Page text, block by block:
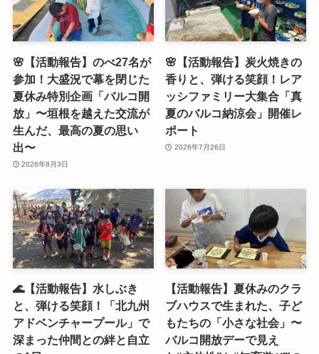
🌸【活動報告】のべ27名が
参加！大盛況で幕を閉じた
夏休み特別企画「バルコ開
放」〜垣根を越えた交流が
生んだ、最高の夏の思い
出〜
2026年8月3日
🌸【活動報告】炭火焼きの
香りと、弾ける笑顔！レア
ッシファミリー大集合「真
夏のバルコ納涼会」開催レ
ポート
2026年7月26日
🌊【活動報告】水しぶき
と、弾ける笑顔！「北九州
アドベンチャープール」で
深まった仲間との絆と自立
【活動報告】夏休みのクラ
ブハウスで生まれた、子ど
もたちの「小さな社会」〜
バルコ開放デーで見え